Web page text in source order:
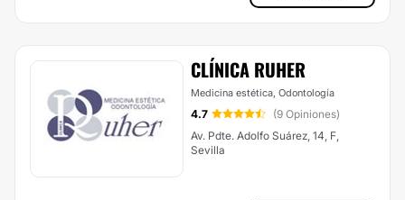
CLÍNICA RUHER
Medicina estética, Odontología
4.7
(9 Opiniones)
Av. Pdte. Adolfo Suárez, 14, F,
Sevilla